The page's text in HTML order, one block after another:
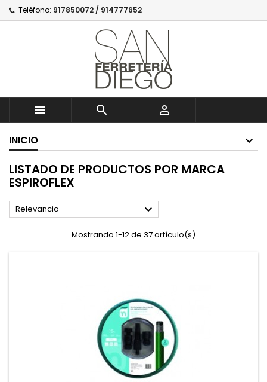
Teléfono: 917850072 / 914777652
  
INICIO
LISTADO DE PRODUCTOS POR MARCA
ESPIROFLEX
Relevancia 
Mostrando 1-12 de 37 artículo(s)